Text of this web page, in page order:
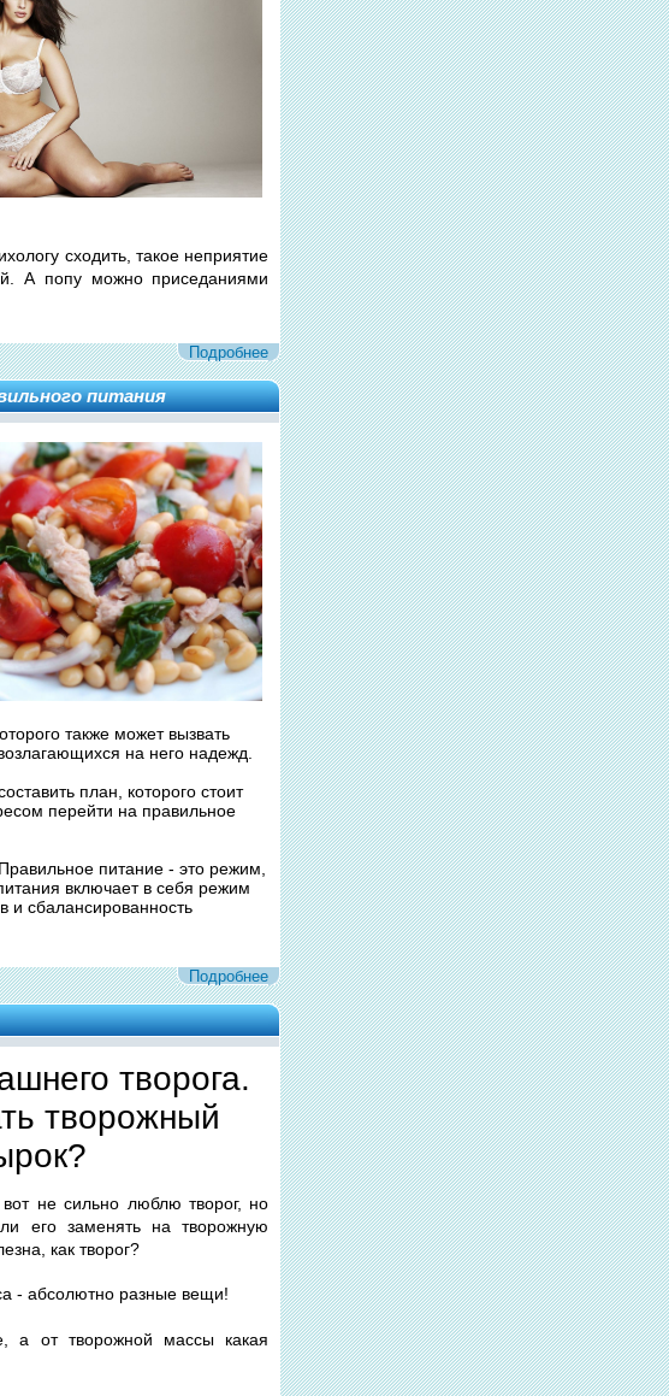
сходить, такое неприятие
А попу можно приседаниями
Подробнее
питания
также может вызвать
на него надежд.
план, которого стоит
перейти на правильное
питание - это режим,
включает в себя режим
и сбалансированность
Подробнее
творога.
творожный
не сильно люблю творог, но
его заменять на творожную
как творог?
- абсолютно разные вещи!
а от творожной массы какая